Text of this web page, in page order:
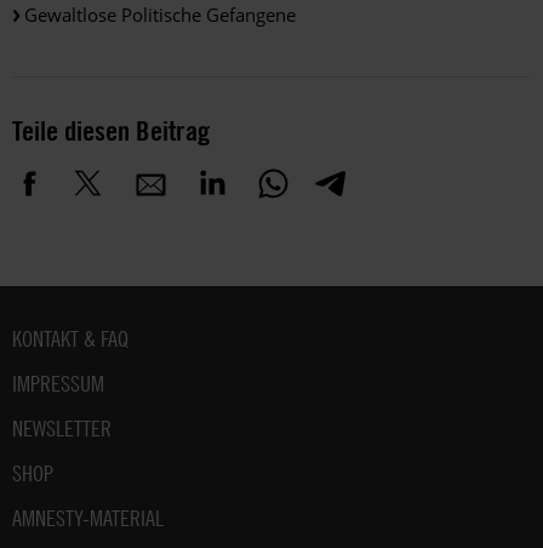
Gewaltlose Politische Gefangene
Teile diesen Beitrag
Fußbereich
KONTAKT & FAQ
IMPRESSUM
NEWSLETTER
SHOP
AMNESTY-MATERIAL